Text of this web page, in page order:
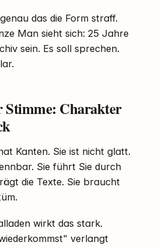
das die Form straff.
Man sieht sich: 25 Jahre
sein. Es soll sprechen.
Stimme: Charakter
Kanten. Sie ist nicht glatt.
Sie führt Sie durch
die Texte. Sie braucht
wirkt das stark.
verlangt